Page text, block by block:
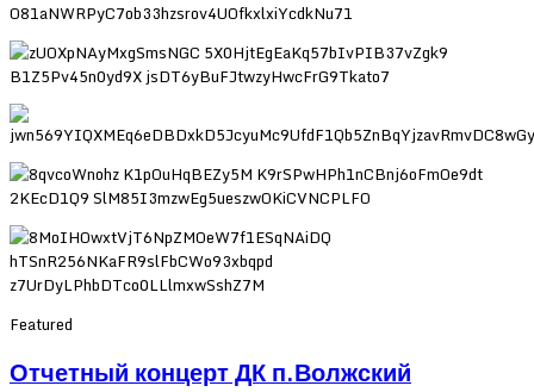
Featured
Отчетный концерт ДК п.Волжский